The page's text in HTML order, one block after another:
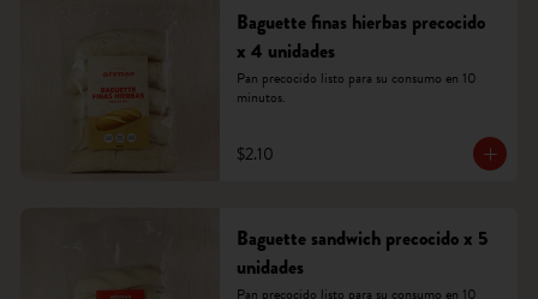
Baguette finas hierbas precocido
x 4 unidades
Pan precocido listo para su consumo en 10
minutos.
$2.10
Baguette sandwich precocido x 5
unidades
Pan precocido listo para su consumo en 10